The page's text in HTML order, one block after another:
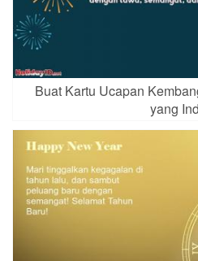
Buat Kartu Ucapan
yang